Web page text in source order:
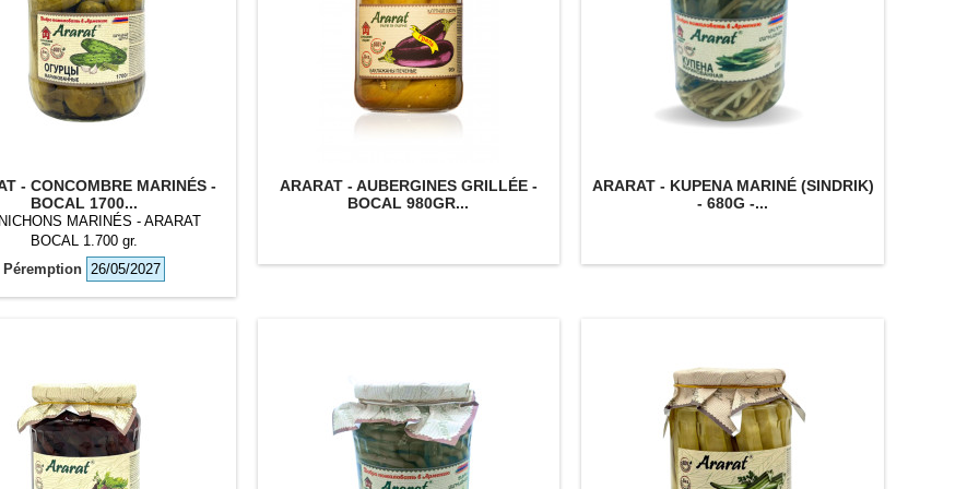
- CONCOMBRE MARINÉS -
BOCAL 1700...
MARINÉS - ARARAT
BOCAL 1.700 gr.
Péremption 26/05/2027
ARARAT - AUBERGINES GRILLÉE -
BOCAL 980GR...
ARARAT - KUPENA MARINÉ (SINDRIK)
- 680G -...